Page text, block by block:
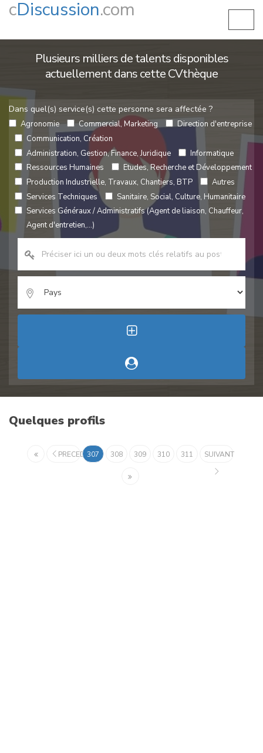
cDiscussion.com
Plusieurs milliers de talents disponibles
actuellement dans cette CVthèque
Dans quel(s) service(s) cette personne sera affectée ?
Agronomie Commercial, Marketing
Direction d'entreprise
Communication, Création
Administration, Gestion, Finance, Juridique
Informatique
Ressources Humaines
Etudes, Recherche et Développement
Production Industrielle, Travaux, Chantiers, BTP
Autres
Services Techniques
Sanitaire, Social, Culture, Humanitaire
Services Généraux / Administratifs (Agent de liaison, Chauffeur,
Agent d'entretien,...)
Quelques profils
PRECEDENT
307 308 309 310 311 SUIVANT